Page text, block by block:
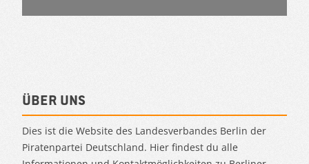
Über uns
Dies ist die Website des Landesverbandes Berlin der
Piratenpartei Deutschland. Hier findest du alle